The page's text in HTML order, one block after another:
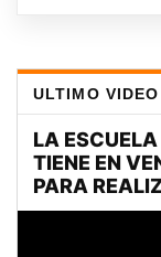
ULTIMO VIDEO